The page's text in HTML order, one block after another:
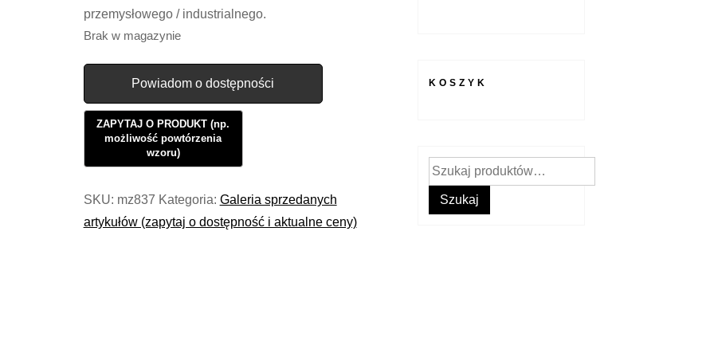
przemysłowego / industrialnego.
Brak w magazynie
Powiadom o dostępności
SKU: mz837 Kategoria: Galeria sprzedanych
artykułów (zapytaj o dostępność i aktualne ceny)
KOSZYK
Szukaj:
Szukaj